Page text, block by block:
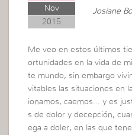
Nov
2015
Josiane
Me veo en estos últimos
ortunidades en la vida de
te mundo, sin embargo
vitables las situaciones en
ionamos, caemos… y es
s de dolor y decepción,
ega a doler, en las que